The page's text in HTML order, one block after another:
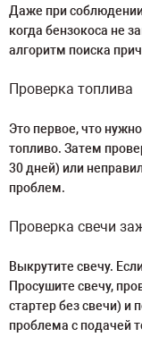
Даже при соблюдении
когда бензокоса не
алгоритм поиска
Проверка топлива
Это первое, что
топливо. Затем
30 дней) или
проблем.
Проверка свечи
Выкрутите свечу.
Просушите свечу,
стартер без свечи) и
проблема с подачей